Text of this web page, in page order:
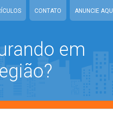
CONTATO ANUNCIE AQUI
em